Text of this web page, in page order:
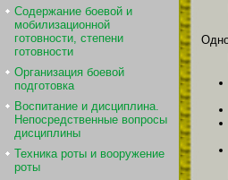
Содержание боевой и
мобилизационной
готовности, степени
готовности
Организация боевой
подготовка
Воспитание и дисциплина.
Непосредственные вопросы
дисциплины
Техника роты и вооружение
роты